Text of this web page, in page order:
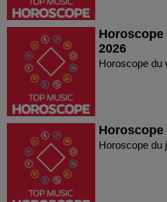
2026
Horoscope du
Horoscope
Horoscope du